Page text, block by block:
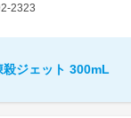
2323
殺ジェット 300mL